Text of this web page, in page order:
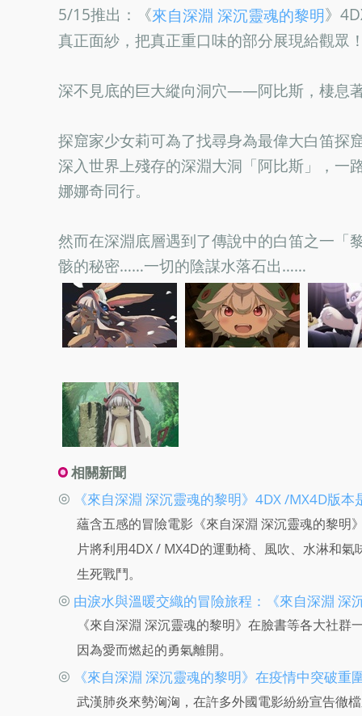
5/15推出：《來自深淵 深沉靈魂的黎明》
真正面紗，把真正重口味的部分展現給觀眾
深不見底的巨大縱向洞穴——阿比斯，棲息
探窟家少女莉可為了找尋身為最偉大白笛探
深入世界上殘存的深淵大洞「阿比斯」，一
娜娜奇同行。
然而在深淵底層遇到了傳說中的白笛之一「
骸的秘密……一切的陰謀水落石出……
相關新聞
◎ 《來自深淵 深沉靈魂的黎明》4DX /MX4D版
蘊含五感的冒險電影《來自深淵 深沉靈魂的黎明
片將利用4DX / MX4D的運動椅、風吹、水淋和
生死戰鬥。
◎ 由淚水與溫暖交織的冒險旅程：《來自深淵 深
《來自深淵 深沉靈魂的黎明》在臉書等各大社
因為愛而燃起的勇氣離開。
◎ 《來自深淵 深沉靈魂的黎明》在疫情中突破重
武漢肺炎來勢洶洶，在許多外國電影紛紛宣告徹